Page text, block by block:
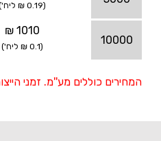
(0.19 ₪ ליח')
10000
1010 ₪
(0.1 ₪ ליח')
המחירים כוללים מע''מ. זמני